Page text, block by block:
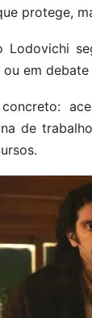
protege,
Lodovichi
ou em
de